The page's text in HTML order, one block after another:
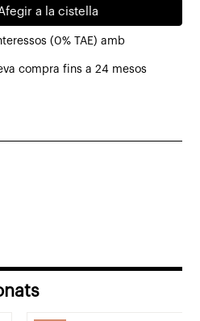
a la cistella
(0% TAE) amb
compra fins a 24 mesos